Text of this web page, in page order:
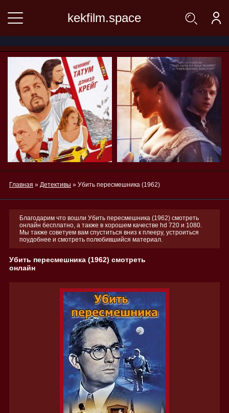
kekfilm.space
Главная » Детективы » Убить пересмешника (1962)
Благодарим что вошли Убить пересмешника (1962) смотреть
онлайн бесплатно, а также в хорошем качестве hd 720 и 1080.
Мы также советуем вам спуститься вниз к плееру, устроиться
поудобнее и смотреть полюбившийся материал.
Убить пересмешника (1962) смотреть
онлайн